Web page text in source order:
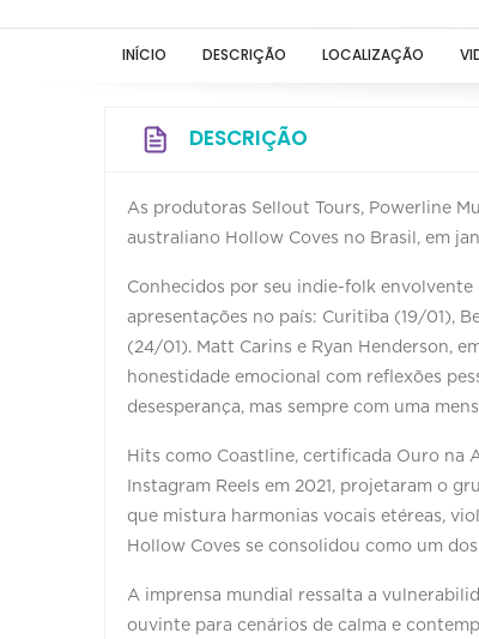
INÍCIO DESCRIÇÃO LOCALIZAÇÃO
DESCRIÇÃO
As produtoras Sellout Tours, Powerline
australiano Hollow Coves no Brasil, em
Conhecidos por seu indie-folk
apresentações no país: Curitiba (19/01),
(24/01). Matt Carins e Ryan Henderson,
honestidade emocional com reflexões
desesperança, mas sempre com uma
Hits como Coastline, certificada Ouro na
Instagram Reels em 2021, projetaram o
que mistura harmonias vocais etéreas,
Hollow Coves se consolidou como um
A imprensa mundial ressalta a
ouvinte para cenários de calma e